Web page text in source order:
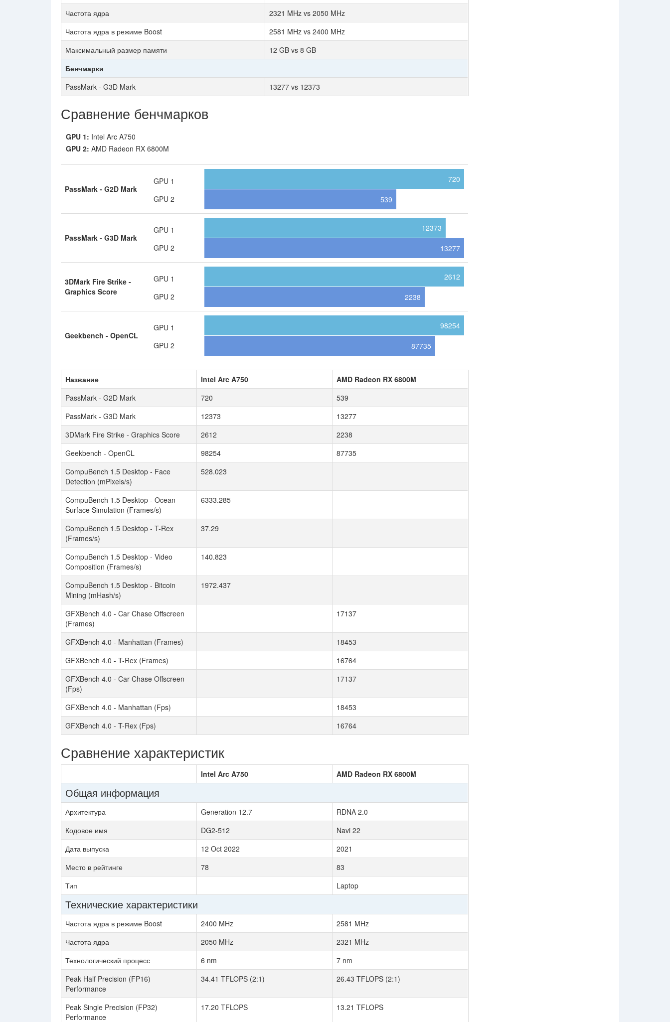
Частота ядра
2321 MHz vs 2050 MHz
Частота ядра в режиме Boost
2581 MHz vs 2400 MHz
Максимальный размер памяти
12 GB vs 8 GB
Бенчмарки
PassMark - G3D Mark
13277 vs 12373
Сравнение бенчмарков
GPU 1: Intel Arc A750
GPU 2: AMD Radeon RX 6800M
PassMark - G2D Mark
GPU 1
GPU 2
720
539
PassMark - G3D Mark
GPU 1
GPU 2
12373
13277
3DMark Fire Strike -
Graphics Score
GPU 1
GPU 2
2612
2238
Geekbench - OpenCL
GPU 1
GPU 2
98254
87735
Название Intel Arc A750
AMD Radeon RX 6800M
PassMark - G2D Mark
720
539
PassMark - G3D Mark
12373
13277
3DMark Fire Strike - Graphics Score
2612
2238
Geekbench - OpenCL
98254
87735
CompuBench 1.5 Desktop - Face
Detection (mPixels/s)
528.023
CompuBench 1.5 Desktop - Ocean
Surface Simulation (Frames/s)
6333.285
CompuBench 1.5 Desktop - T-Rex
(Frames/s)
37.29
CompuBench 1.5 Desktop - Video
Composition (Frames/s)
140.823
CompuBench 1.5 Desktop - Bitcoin
Mining (mHash/s)
1972.437
GFXBench 4.0 - Car Chase Offscreen
(Frames)
17137
GFXBench 4.0 - Manhattan (Frames)
18453
GFXBench 4.0 - T-Rex (Frames)
16764
GFXBench 4.0 - Car Chase Offscreen
(Fps)
17137
GFXBench 4.0 - Manhattan (Fps)
18453
GFXBench 4.0 - T-Rex (Fps)
16764
Сравнение характеристик
Intel Arc A750 AMD Radeon RX 6800M
Общая информация
Архитектура Generation 12.7
RDNA 2.0
Кодовое имя
DG2-512
Navi 22
Дата выпуска
12 Oct 2022
2021
Место в рейтинге
78
83
Тип
Laptop
Технические характеристики
Частота ядра в режиме Boost 2400 MHz
2581 MHz
Частота ядра
2050 MHz
2321 MHz
Технологический процесс
6 nm
7 nm
Peak Half Precision (FP16)
Performance
34.41 TFLOPS (2:1) 26.43 TFLOPS (2:1)
Peak Single Precision (FP32)
Performance
17.20 TFLOPS 13.21 TFLOPS